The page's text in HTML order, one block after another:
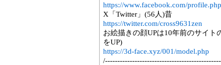
https://www.facebook.com/
X「Twitter」(56人)昔
https://twitter.com/cross9631zen
お絵描きの顔UPは10年前のサイ
をUP)
https://3d-face.xyz/001/model.php